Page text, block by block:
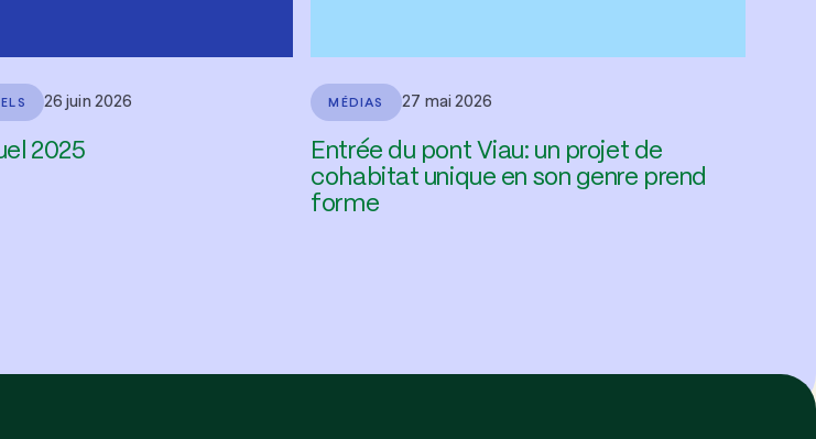
26 juin 2026
2025
MÉDIAS 27 mai 2026
Entrée du pont Viau: un projet de
cohabitat unique en son genre prend
forme